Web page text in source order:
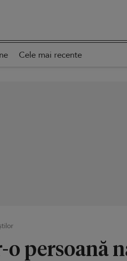
Cele mai recente
persoană